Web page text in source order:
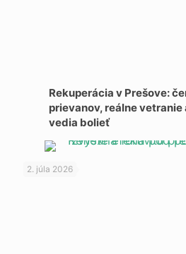
Rekuperácia v Prešove:
prievanov, reálne
vedia bolieť
2. júla 2026